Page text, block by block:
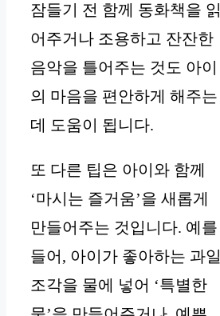
잠들기 전 함께 동화책을 읽
어주거나 조용하고 잔잔한
음악을 틀어주는 것도 아이
의 마음을 편안하게 해주는
데 도움이 됩니다.
또 다른 팁은 아이와 함께
‘마시는 즐거움’을 새롭게
만들어주는 것입니다. 예를
들어, 아이가 좋아하는 과일
조각을 물에 넣어 ‘특별한